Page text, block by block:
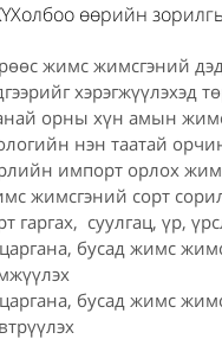
өөрийн
жимс жимсгэний
хэрэгжүүлэхэд
орны хүн амын жимс
нэн таатай
импорт орлох
жимсгэний сорт
гаргах, суулгац, үр,
бусад жимс
бусад жимс